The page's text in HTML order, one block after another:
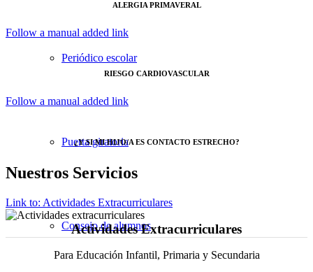
Periódico escolar
Puerta giratoria
Consejo de alumnos
ALERGIA PRIMAVERAL
Follow a manual added link
RIESGO CARDIOVASCULAR
Follow a manual added link
¿Y SI MI HIJO/A ES CONTACTO ESTRECHO?
Nuestros Servicios
Link to: Actividades Extracurriculares
Actividades Extracurriculares
Para Educación Infantil, Primaria y Secundaria